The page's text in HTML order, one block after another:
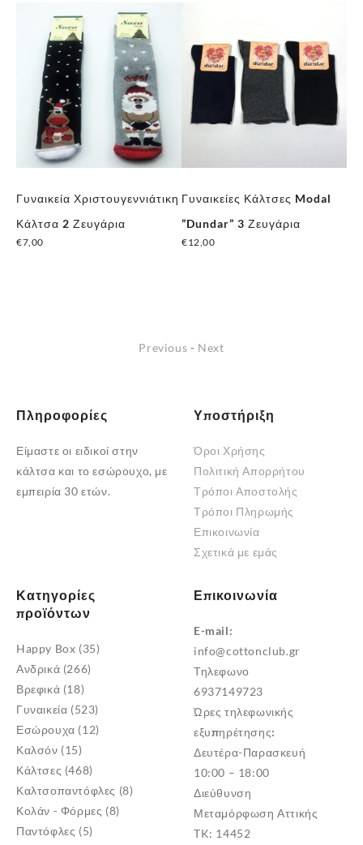
Γυναικεία Χριστουγεννιάτικη
Κάλτσα 2 Ζευγάρια
€7,00
Γυναικείες Κάλτσες Modal
”Dundar” 3 Ζευγάρια
€12,00
Previous - Next
Πληροφορίες
Είμαστε οι ειδικοί στην
κάλτσα και το εσώρουχο, με
εμπειρία 30 ετών.
Υποστήριξη
Όροι Χρήσης
Πολιτική Απορρήτου
Τρόποι Αποστολής
Τρόποι Πληρωμής
Επικοινωνία
Σχετικά με εμάς
Κατηγορίες
προϊόντων
Happy Box (35)
Ανδρικά (266)
Βρεφικά (18)
Γυναικεία (523)
Εσώρουχα (12)
Καλσόν (15)
Κάλτσες (468)
Καλτσοπαντόφλες (8)
Κολάν - Φόρμες (8)
Παντόφλες (5)
Επικοινωνία
E-mail:
info@cottonclub.gr
Τηλεφωνο
6937149723
Ώρες τηλεφωνικής
εξυπηρέτησης:
Δευτέρα-Παρασκευή
10:00 – 18:00
Διεύθυνση
Μεταμόρφωση Αττικής
TK: 14452